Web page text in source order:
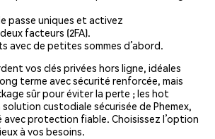
passe uniques et activez
facteurs (2FA).
avec de petites sommes d’abord.
vos clés privées hors ligne, idéales
terme avec sécurité renforcée, mais
sûr pour éviter la perte ; les hot
custodiale sécurisée de Phemex,
protection fiable. Choisissez l’option
à vos besoins.